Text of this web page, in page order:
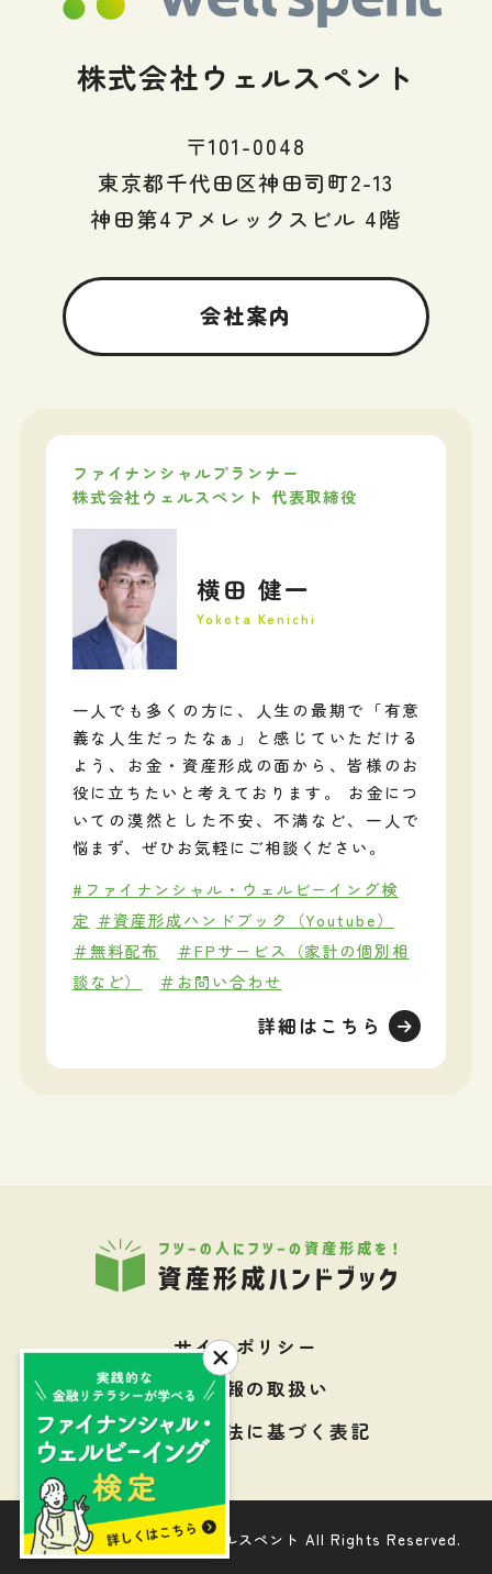
株式会社ウェルスペント
〒101-0048
東京都千代田区神田司町2-13
神田第4アメレックスビル 4階
会社案内
ファイナンシャルプランナー
株式会社ウェルスペント 代表取締役
横田 健一
Yokota Kenichi
一人でも多くの方に、人生の最期で「有意
義な人生だったなぁ」と感じていただける
よう、お金・資産形成の面から、皆様のお
役に立ちたいと考えております。 お金につ
いての漠然とした不安、不満など、一人で
悩まず、ぜひお気軽にご相談ください。
#ファイナンシャル・ウェルビーイング検
定 ＃資産形成ハンドブック（Youtube）
＃無料配布
＃FPサービス（家計の個別相
談など）
＃お問い合わせ
詳細はこちら
サイトポリシー
個人情報の取扱い
特定商取引法に基づく表記
Copyright © 株式会社ウェルスペント All Rights Reserved.